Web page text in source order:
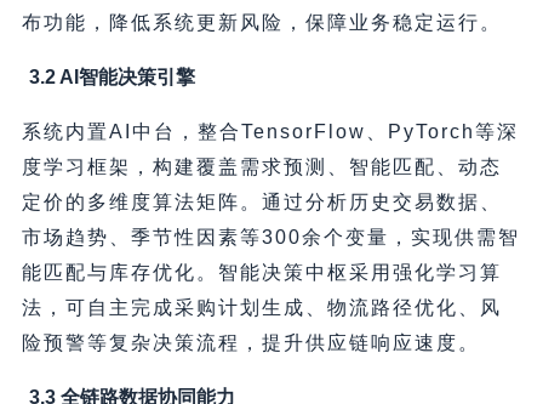
布功能，降低系统更新风险，保障业务稳定运行。
3.2 AI智能决策引擎
系统内置AI中台，整合TensorFlow、PyTorch等深
度学习框架，构建覆盖需求预测、智能匹配、动态
定价的多维度算法矩阵。通过分析历史交易数据、
市场趋势、季节性因素等300余个变量，实现供需智
能匹配与库存优化。智能决策中枢采用强化学习算
法，可自主完成采购计划生成、物流路径优化、风
险预警等复杂决策流程，提升供应链响应速度。
3.3 全链路数据协同能力